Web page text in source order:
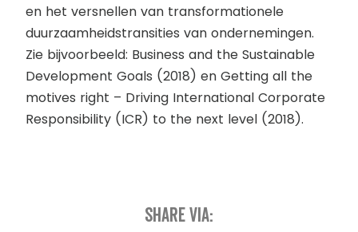
en het versnellen van transformationele
duurzaamheidstransities van ondernemingen.
Zie bijvoorbeeld: Business and the Sustainable
Development Goals (2018) en Getting all the
motives right – Driving International Corporate
Responsibility (ICR) to the next level (2018).
Share via: